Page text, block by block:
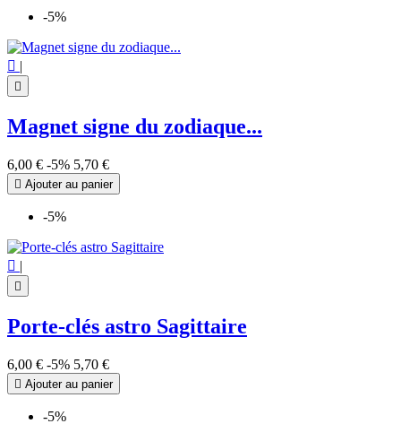
-5%
 |

Magnet signe du zodiaque...
6,00 € -5% 5,70 €
 Ajouter au panier
-5%
 |

Porte-clés astro Sagittaire
6,00 € -5% 5,70 €
 Ajouter au panier
-5%